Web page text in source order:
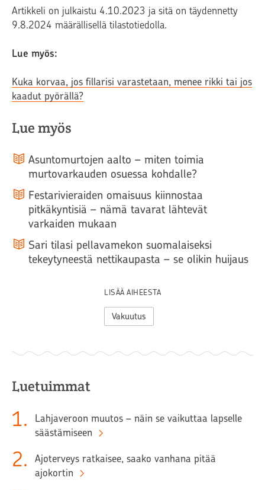
Artikkeli on julkaistu 4.10.2023 ja sitä on täydennetty
9.8.2024 määrällisellä tilastotiedolla.
Lue myös:
Kuka korvaa, jos fillarisi varastetaan, menee rikki tai jos
kaadut pyörällä?
Lue myös
Asuntomurtojen aalto – miten toimia
murtovarkauden osuessa kohdalle?
Festarivieraiden omaisuus kiinnostaa
pitkäkyntisiä – nämä tavarat lähtevät
varkaiden mukaan
Sari tilasi pellavamekon suomalaiseksi
tekeytyneestä nettikaupasta – se olikin huijaus
LISÄÄ AIHEESTA
Vakuutus
Luetuimmat
1.
Lahjaveroon muutos – näin se vaikuttaa lapselle
säästämiseen
2.
Ajoterveys ratkaisee, saako vanhana pitää
ajokortin